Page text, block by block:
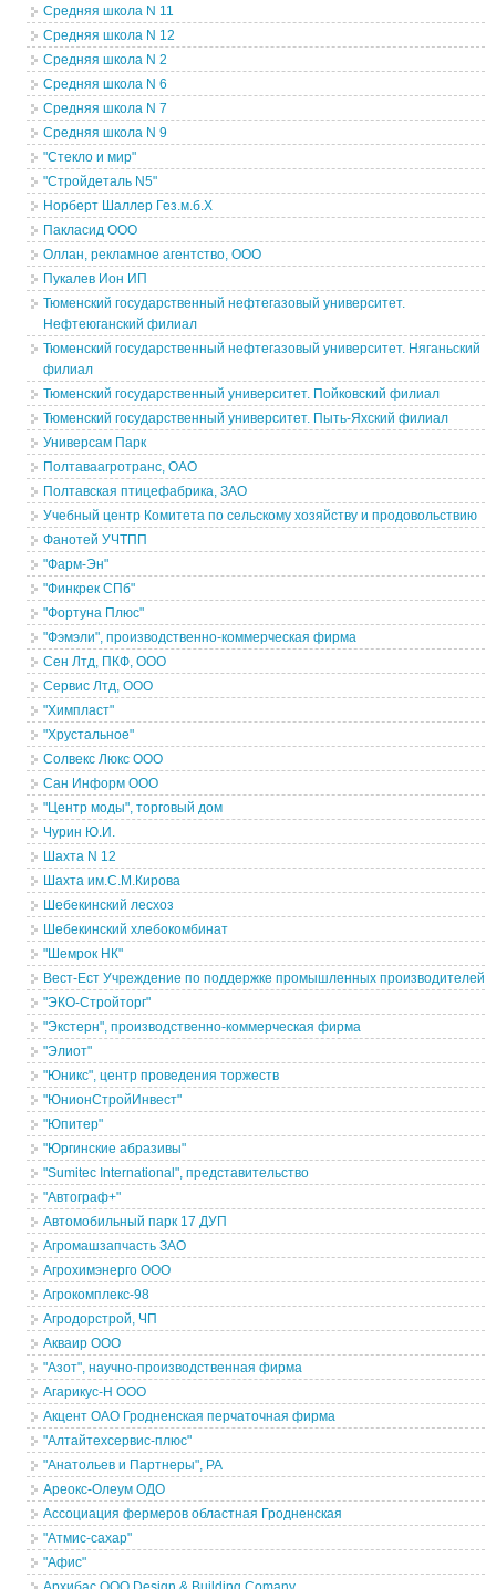
Средняя школа N 11
Средняя школа N 12
Средняя школа N 2
Средняя школа N 6
Средняя школа N 7
Средняя школа N 9
"Стекло и мир"
"Стройдеталь N5"
Норберт Шаллер Гез.м.б.Х
Пакласид ООО
Оллан, рекламное агентство, ООО
Пукалев Ион ИП
Тюменский государственный нефтегазовый университет.
Нефтеюганский филиал
Тюменский государственный нефтегазовый университет. Няганьский
филиал
Тюменский государственный университет. Пойковский филиал
Тюменский государственный университет. Пыть-Яхский филиал
Универсам Парк
Полтаваагротранс, ОАО
Полтавская птицефабрика, ЗАО
Учебный центр Комитета по сельскому хозяйству и продовольствию
Фанотей УЧТПП
"Фарм-Эн"
"Финкрек СПб"
"Фортуна Плюс"
"Фэмэли", производственно-коммерческая фирма
Сен Лтд, ПКФ, ООО
Сервис Лтд, ООО
"Химпласт"
"Хрустальное"
Солвекс Люкс ООО
Сан Информ ООО
"Центр моды", торговый дом
Чурин Ю.И.
Шахта N 12
Шахта им.С.М.Кирова
Шебекинский лесхоз
Шебекинский хлебокомбинат
"Шемрок НК"
Вест-Ест Учреждение по поддержке промышленных производителей
"ЭКО-Стройторг"
"Экстерн", производственно-коммерческая фирма
"Элиот"
"Юникс", центр проведения торжеств
"ЮнионСтройИнвест"
"Юпитер"
"Юргинские абразивы"
"Sumitec International", представительство
"Автограф+"
Автомобильный парк 17 ДУП
Агромашзапчасть ЗАО
Агрохимэнерго ООО
Агрокомплекс-98
Агродорстрой, ЧП
Акваир ООО
"Азот", научно-производственная фирма
Агарикус-Н ООО
Акцент ОАО Гродненская перчаточная фирма
"Алтайтехсервис-плюс"
"Анатольев и Партнеры", РА
Ареокс-Олеум ОДО
Ассоциация фермеров областная Гродненская
"Атмис-сахар"
"Афис"